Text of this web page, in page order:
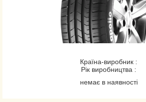
Країна-виробник :
Рік виробництва :
немає в наявності